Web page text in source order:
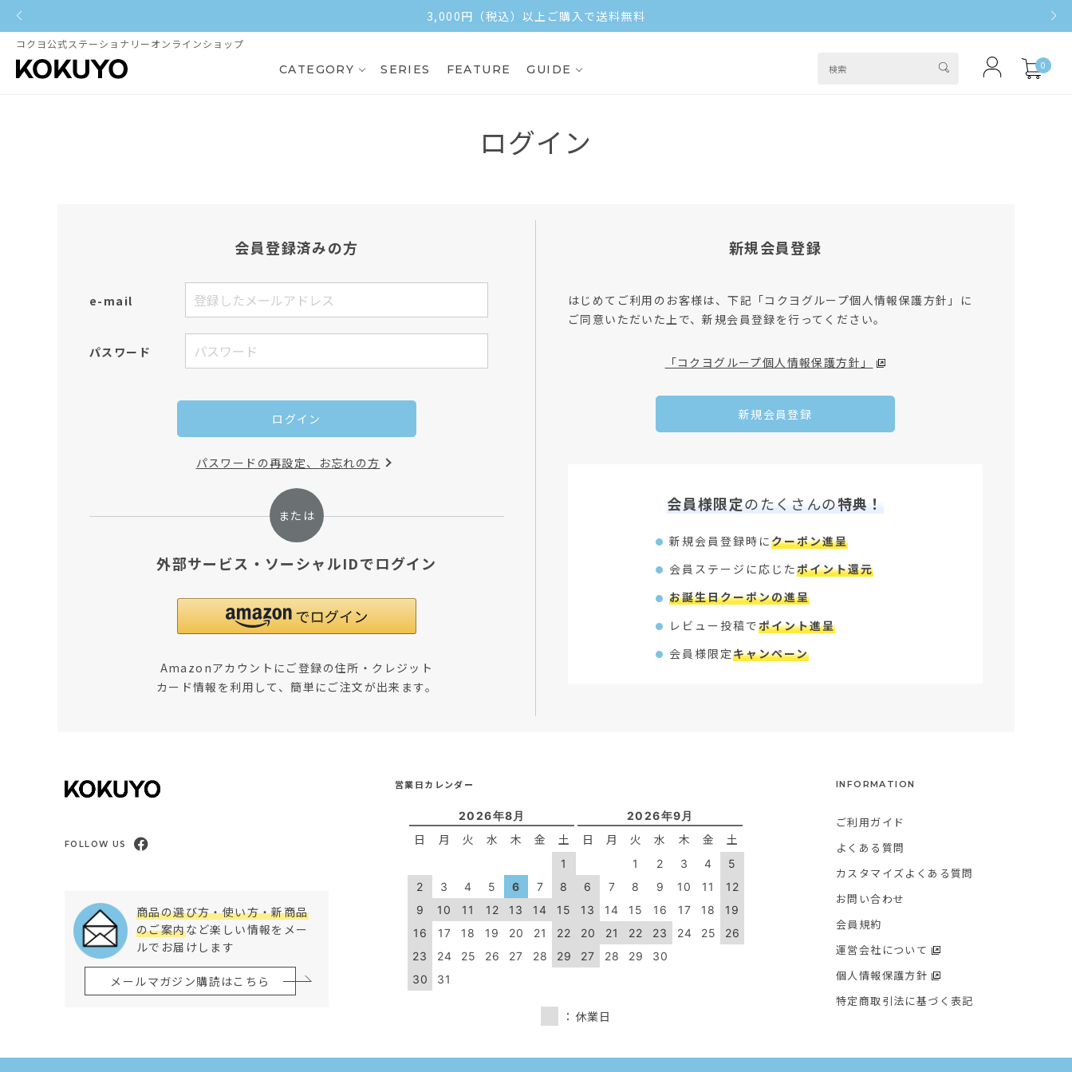
3,000円（税込）以上ご購入で送料無料
コクヨ公式ステーショナリーオンラインショップ
CATEGORY SERIES FEATURE GUIDE 0
ログイン
会員登録済みの方
e-mail
パスワード
ログイン
パスワードの再設定、お忘れの方
外部サービス・ソーシャルIDでログイン
Amazonアカウントにご登録の住所・クレジット
カード情報を利用して、簡単にご注文が出来ます。
新規会員登録
はじめてご利用のお客様は、下記「コクヨグループ個人情報保護方針」に
ご同意いただいた上で、新規会員登録を行ってください。
「コクヨグループ個人情報保護方針」
新規会員登録
会員様限定のたくさんの特典！
新規会員登録時にクーポン進呈
会員ステージに応じたポイント還元
お誕生日クーポンの進呈
レビュー投稿でポイント進呈
会員様限定キャンペーン
FOLLOW US
商品の選び方・使い方・新商品
のご案内など楽しい情報をメー
ルでお届けします
メールマガジン購読はこちら
営業日カレンダー
2026年8月
日 月 火 水 木 金 土
1
2
3 4 5 6 7
8
9
10 11 12 13 14
15
16
17 18 19 20 21
22
23
24 25 26 27 28
29
30
31
2026年9月
日 月 火 水 木 金 土
1 2 3 4
5
6
7 8 9 10 11
12
13
14 15 16 17 18
19
20
21 22 23 24 25
26
27
28 29 30
：休業日
INFORMATION
ご利用ガイド
よくある質問
カスタマイズよくある質問
お問い合わせ
会員規約
運営会社について
個人情報保護方針
特定商取引法に基づく表記